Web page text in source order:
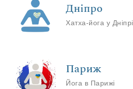
Дніпро
Хатха-йога у Дніпрі
Париж
Йога в Парижі